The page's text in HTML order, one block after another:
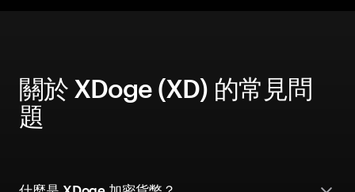
關於 XDoge (XD) 的常見問
題